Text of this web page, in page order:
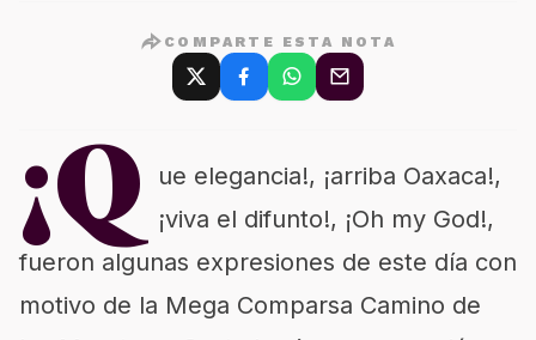
COMPARTE ESTA NOTA
¡Q
ue elegancia!, ¡arriba Oaxaca!,
¡viva el difunto!, ¡Oh my God!,
fueron algunas expresiones de este día con
motivo de la Mega Comparsa Camino de